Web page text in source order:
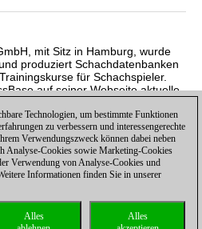
mit Sitz in Hamburg, wurde
produziert Schachdatenbanken
für Schachspieler.
auf seiner Webseite aktuelle
gilt weltweit als wichtigste
Kontakt| |Lizenzen
Hotline|
Technologien, um bestimmte Funktionen
zu verbessern und interessengerechte
Verwendungszweck können dabei neben
Analyse-Cookies sowie Marketing-Cookies
Verwendung von Analyse-Cookies und
Informationen finden Sie in unserer
Alles
Alles